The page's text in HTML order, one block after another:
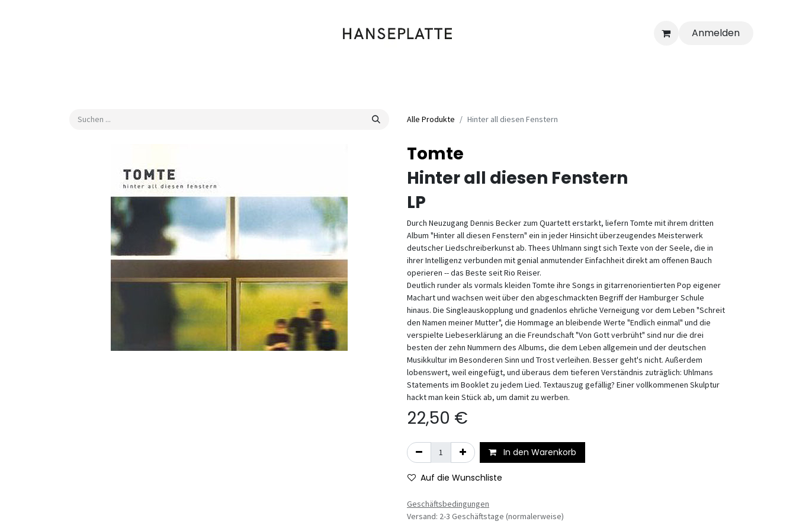
Anmelden
Alle Produkte Hinter all diesen Fenstern
Tomte
Hinter all diesen Fenstern
LP
Durch Neuzugang Dennis Becker zum Quartett erstarkt, liefern Tomte mit ihrem dritten
Album "Hinter all diesen Fenstern" ein in jeder Hinsicht überzeugendes Meisterwerk
deutscher Liedschreiberkunst ab. Thees Uhlmann singt sich Texte von der Seele, die in
ihrer Intelligenz verbunden mit genial anmutender Einfachheit direkt am offenen Bauch
operieren -- das Beste seit Rio Reiser.
Deutlich runder als vormals kleiden Tomte ihre Songs in gitarrenorientierten Pop eigener
Machart und wachsen weit über den abgeschmackten Begriff der Hamburger Schule
hinaus. Die Singleauskopplung und gnadenlos ehrliche Verneigung vor dem Leben "Schreit
den Namen meiner Mutter", die Hommage an bleibende Werte "Endlich einmal" und die
verspielte Liebeserklärung an die Freundschaft "Von Gott verbrüht" sind nur die drei
besten der zehn Nummern des Albums, die dem Leben allgemein und der deutschen
Musikkultur im Besonderen Sinn und Trost verleihen. Besser geht's nicht. Außerdem
lobenswert, weil eingefügt, und überaus dem tieferen Verständnis zuträglich: Uhlmans
Statements im Booklet zu jedem Lied. Textauszug gefällig? Einer vollkommenen Skulptur
hackt man kein Stück ab, um damit zu werben.
22,50 €
In den Warenkorb
Auf die Wunschliste
Geschäftsbedingungen
Versand: 2-3 Geschäftstage (normalerweise)